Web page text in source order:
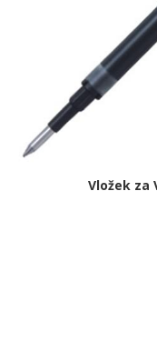
Vložek za